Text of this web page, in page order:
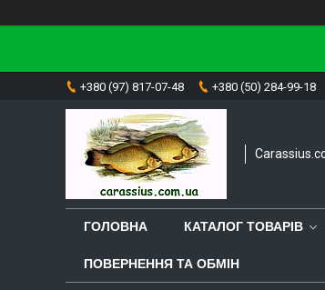
+380 (97) 817-07-48 +380 (50) 284-99-18
ГОЛОВНА КАТАЛОГ ТОВАРІВ
ПОВЕРНЕННЯ ТА ОБМІН